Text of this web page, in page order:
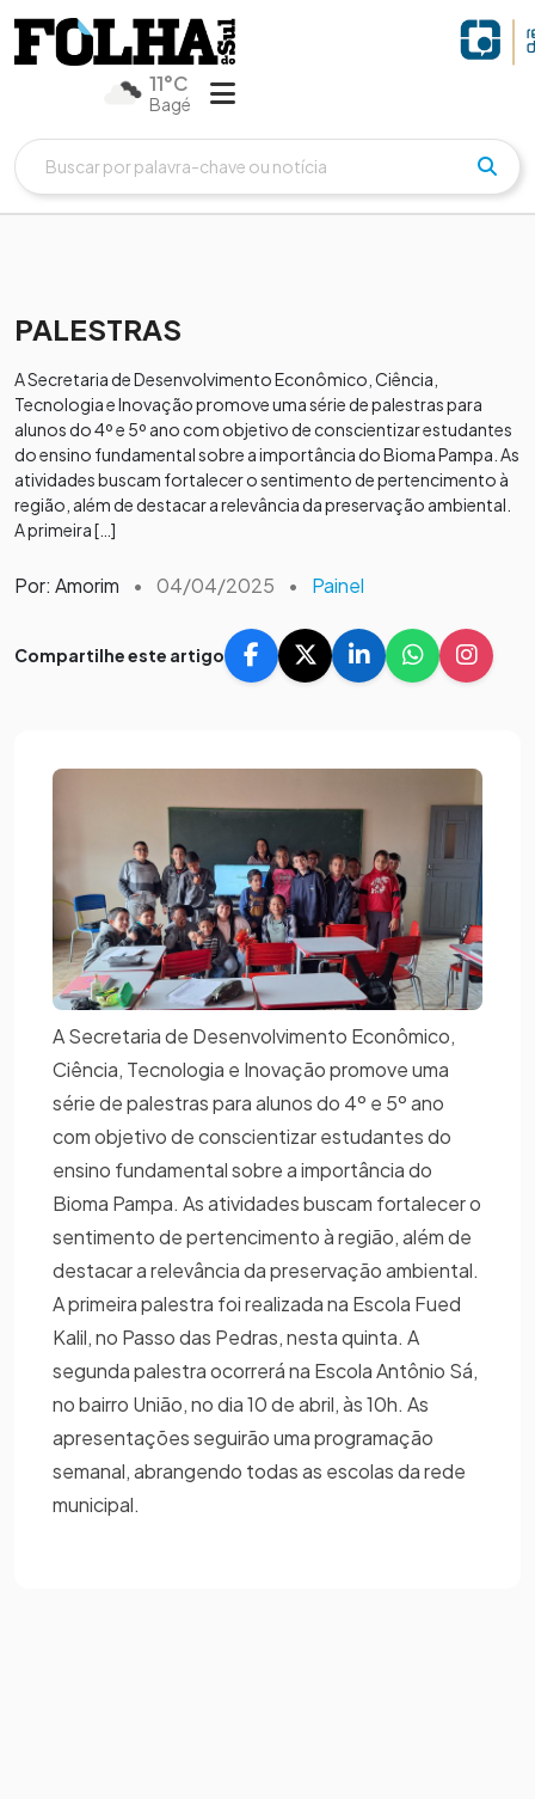
11°C
Bagé
PALESTRAS
A Secretaria de Desenvolvimento Econômico, Ciência,
Tecnologia e Inovação promove uma série de palestras para
alunos do 4º e 5º ano com objetivo de conscientizar estudantes
do ensino fundamental sobre a importância do Bioma Pampa. As
atividades buscam fortalecer o sentimento de pertencimento à
região, além de destacar a relevância da preservação ambiental.
A primeira […]
Por: Amorim • 04/04/2025 • Painel
Compartilhe este artigo
A Secretaria de Desenvolvimento Econômico,
Ciência, Tecnologia e Inovação promove uma
série de palestras para alunos do 4º e 5º ano
com objetivo de conscientizar estudantes do
ensino fundamental sobre a importância do
Bioma Pampa. As atividades buscam fortalecer o
sentimento de pertencimento à região, além de
destacar a relevância da preservação ambiental.
A primeira palestra foi realizada na Escola Fued
Kalil, no Passo das Pedras, nesta quinta. A
segunda palestra ocorrerá na Escola Antônio Sá,
no bairro União, no dia 10 de abril, às 10h. As
apresentações seguirão uma programação
semanal, abrangendo todas as escolas da rede
municipal.